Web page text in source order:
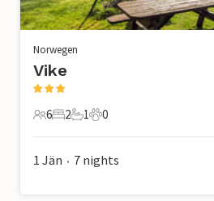
Norwegen
Vike
6 Gäste
6
2 Schlafzimmer
2
1 Badezimmer
1
0 Haustiere
0
1 Jän • 7 nights